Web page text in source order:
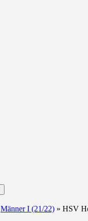
Männer I (21/22) » HSV